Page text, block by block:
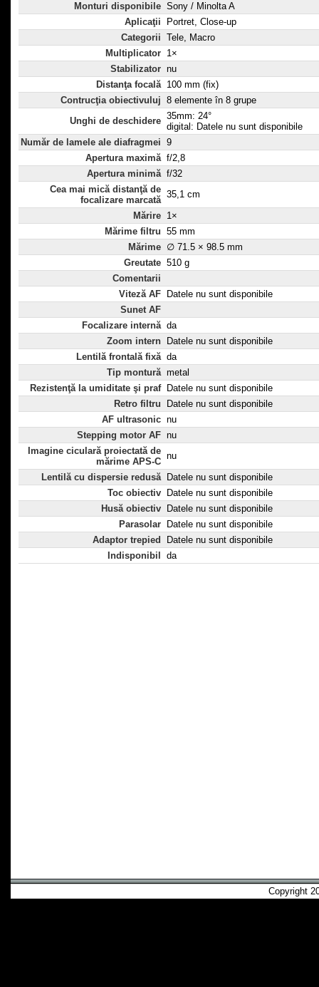
Monturi disponibile Sony / Minolta A
Aplicaţii
Portret, Close-up
Categorii Tele, Macro
Multiplicator 1×
Stabilizator nu
Distanţa focală 100 mm (fix)
Contrucţia obiectivuluj 8 elemente în 8 grupe
Unghi de deschidere 35mm: 24°
digital: Datele nu sunt disponibile
Număr de lamele ale diafragmei 9
Apertura maximă f/2,8
Apertura minimă f/32
Cea mai mică distanţă de
focalizare marcată
35,1 cm
Mărire 1×
Mărime filtru 55 mm
Mărime ∅ 71.5 × 98.5 mm
Greutate 510 g
Comentarii
Viteză AF
Datele nu sunt disponibile
Sunet AF
Focalizare internă da
Zoom intern
Datele nu sunt disponibile
Lentilă frontală fixă da
Tip montură metal
Rezistenţă la umiditate şi praf
Datele nu sunt disponibile
Retro filtru
Datele nu sunt disponibile
AF ultrasonic nu
Stepping motor AF nu
Imagine ciculară proiectată de
mărime APS-C
nu
Lentilă cu dispersie redusă
Datele nu sunt disponibile
Toc obiectiv
Datele nu sunt disponibile
Husă obiectiv
Datele nu sunt disponibile
Parasolar
Datele nu sunt disponibile
Adaptor trepied
Datele nu sunt disponibile
Indisponibil
da
Copyright